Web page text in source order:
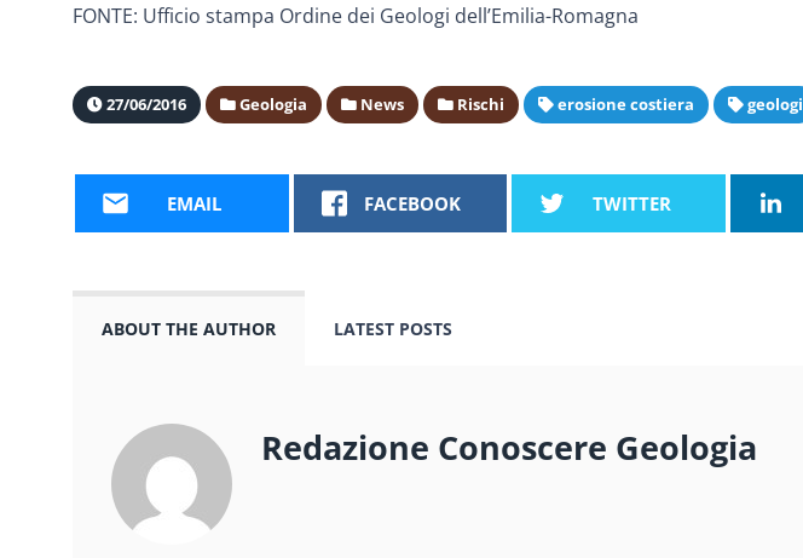
FONTE: Ufficio stampa Ordine dei Geologi dell’Emilia-Romagna
27/06/2016 Geologia News Rischi erosione costiera geologi
EMAIL FACEBOOK TWITTER
ABOUT THE AUTHOR LATEST POSTS
Redazione Conoscere Geologia